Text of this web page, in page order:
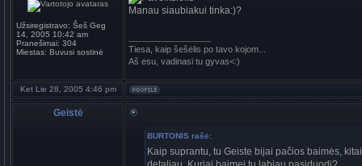
Užsiregistravo: Šeš Geg
14, 2005 10:42 am
Pranešimai: 304
Miestas: Buvusi sostinė
Manau siaubiakui tinka:)?
Tiesa, kaip šešėlis po tavo kojom...
Aš esu, vadinasi tu gyvas<:)
Ket Lie 28, 2005 4:46 pm
Geistė
BURTONIS rašė:
Kaip suprantu, tu Geiste bijai pačios baimės,